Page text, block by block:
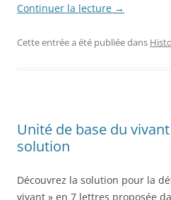
Continuer la lecture →
Cette entrée a été publiée dans
Unité de base du
solution
Découvrez la solution pour la
vivant » en 7 lettres proposée